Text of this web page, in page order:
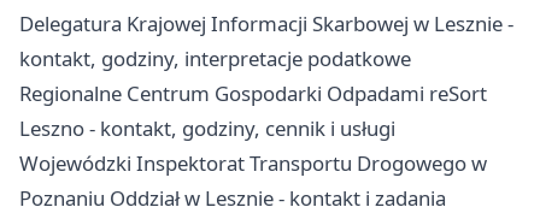
Delegatura Krajowej Informacji Skarbowej w Lesznie -
kontakt, godziny, interpretacje podatkowe
Regionalne Centrum Gospodarki Odpadami reSort
Leszno - kontakt, godziny, cennik i usługi
Wojewódzki Inspektorat Transportu Drogowego w
Poznaniu Oddział w Lesznie - kontakt i zadania